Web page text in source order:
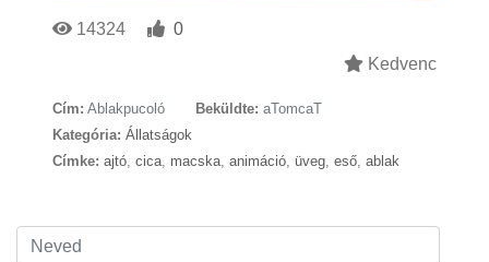
14324
0
Kedvenc
Cím: Ablakpucoló Beküldte: aTomcaT
Kategória: Állatságok
Címke: ajtó, cica, macska, animáció, üveg, eső, ablak